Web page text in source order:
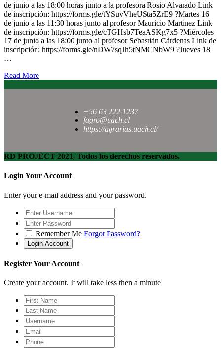
de junio a las 18:00 horas junto a la profesora Rosio Alvarado Link
de inscripción: https://forms.gle/tYSuvVheUSta5ZrE9 ?Martes 16
de junio a las 11:30 horas junto al profesor Mauricio Martínez Link
de inscripción: https://forms.gle/cTGHsb7TeaASKg7x5 ?Miércoles
17 de junio a las 18:00 junto al profesor Sebastián Cárdenas Link de
inscripción: https://forms.gle/nDW7sqJh5tNMCNbW9 ?Jueves 18
…
Read More
+56 63 222 1237
fagro@uach.cl
https://agrarias.uach.cl/
RD PROJECT 2021, Todos los derechos reservados.
Login Your Account
Enter your e-mail address and your password.
Remember Me Forgot Password?
Register Your Account
Create your account. It will take less then a minute